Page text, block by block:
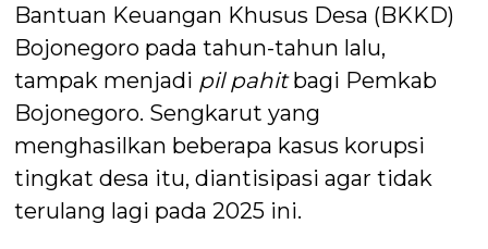
Bantuan Keuangan Khusus Desa (BKKD)
Bojonegoro pada tahun-tahun lalu,
tampak menjadi pil pahitbagi Pemkab
Bojonegoro. Sengkarut yang
menghasilkan beberapa kasus korupsi
tingkat desa itu, diantisipasi agar tidak
terulang lagi pada 2025 ini.